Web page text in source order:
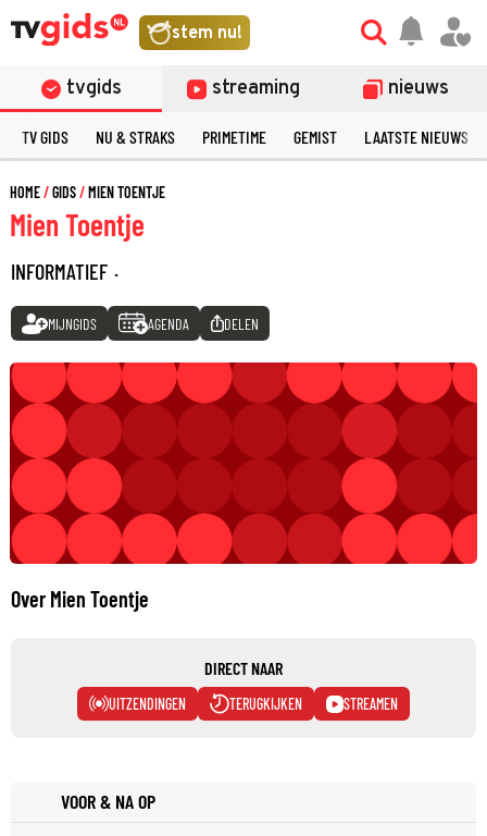
stem nu!
tvgids streaming nieuws
TV GIDS NU & STRAKS PRIMETIME GEMIST LAATSTE NIEUWS
HOME GIDS MIEN TOENTJE
Mien Toentje
INFORMATIEF ·
MIJNGIDS AGENDA DELEN
Over Mien Toentje
DIRECT NAAR
UITZENDINGEN TERUGKIJKEN STREAMEN
VOOR & NA OP